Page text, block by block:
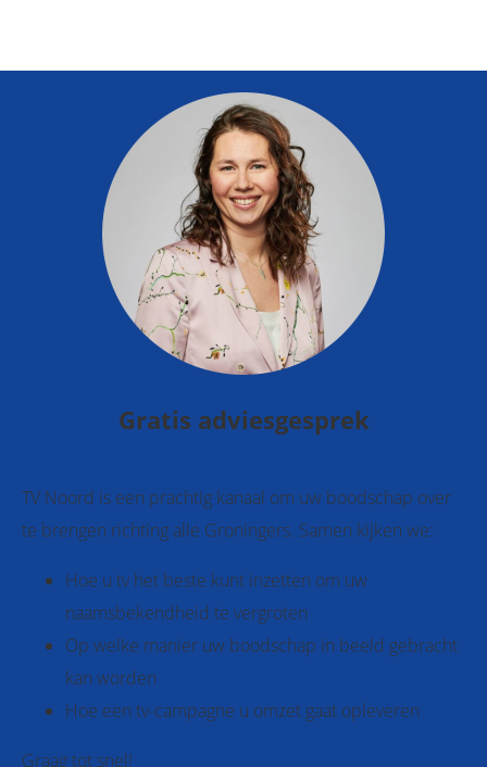
Gratis adviesgesprek
TV Noord is een prachtig kanaal om uw boodschap over
te brengen richting alle Groningers. Samen kijken we:
Hoe u tv het beste kunt inzetten om uw
naamsbekendheid te vergroten
Op welke manier uw boodschap in beeld gebracht
kan worden
Hoe een tv-campagne u omzet gaat opleveren
Graag tot snel!